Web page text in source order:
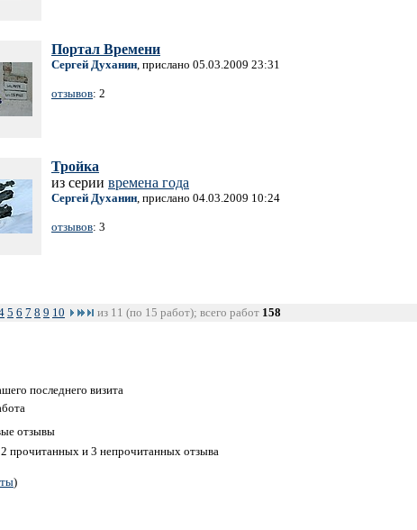
Портал Времени
Сергей Духанин, прислано 05.03.2009 23:31
отзывов: 2
Тройка
из серии времена года
Сергей Духанин, прислано 04.03.2009 10:24
отзывов: 3
5 6 7 8 9 10 из 11 (по 15 работ); всего работ 158
последнего визита
отзывы
прочитанных и 3 непрочитанных отзыва
)